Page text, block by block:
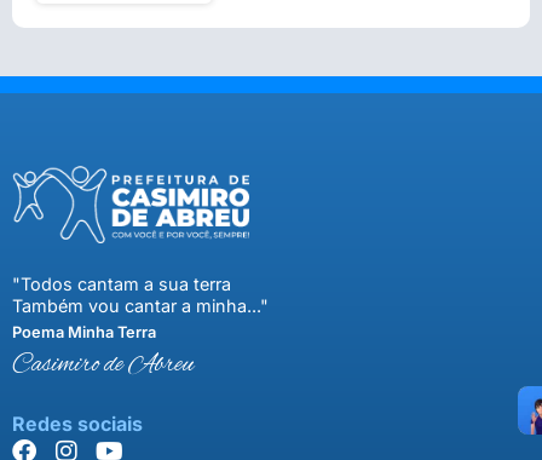
"Todos cantam a sua terra
Também vou cantar a minha..."
Poema Minha Terra
Casimiro de Abreu
Redes sociais